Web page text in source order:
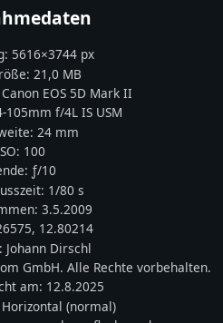
5616×3744px
21,0 MB
Canon EOS 5D Mark II
105mm f/4L IS USM
24mm
100
ƒ/10
1/80 s
3.5.2009
, 12.80214
Johann Dirschl
GmbH. Alle Rechte vorbehalten.
am: 12.8.2025
Horizontal (normal)